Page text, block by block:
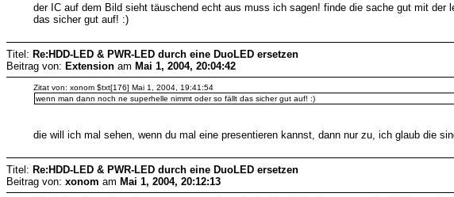
der IC auf dem Bild sieht täuschend echt aus muss ich sagen! finde die sache gut mit
das sicher gut auf! :)
Titel: Re:HDD-LED & PWR-LED durch eine DuoLED ersetzen
Beitrag von: Extension am Mai 1, 2004, 20:04:42
Zitat von: xonom $txt[176] Mai 1, 2004, 19:41:54
wenn man dann noch ne superhelle nimmt oder so fällt das sicher gut auf! :)
die will ich mal sehen, wenn du mal eine presentieren kannst, dann nur zu, ich glaub die
Titel: Re:HDD-LED & PWR-LED durch eine DuoLED ersetzen
Beitrag von: xonom am Mai 1, 2004, 20:12:13